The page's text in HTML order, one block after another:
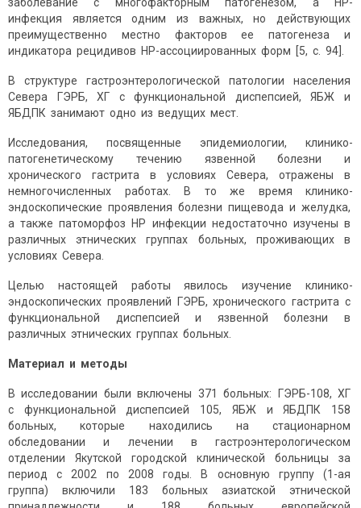
инфекция является одним из важных, но действующих
преимущественно местно факторов ее патогенеза и
индикатора рецидивов НР-ассоциированных форм [5, с. 94].
В структуре гастроэнтерологической патологии населения
Севера ГЭРБ, ХГ с функциональной диспепсией, ЯБЖ и
ЯБДПК занимают одно из ведущих мест.
Исследования, посвященные эпидемиологии, клинико-
патогенетическому течению язвенной болезни и
хронического гастрита в условиях Севера, отражены в
немногочисленных работах. В то же время клинико-
эндоскопические проявления болезни пищевода и желудка,
а также патоморфоз НР инфекции недостаточно изучены в
различных этнических группах больных, проживающих в
условиях Севера.
Целью настоящей работы явилось изучение клинико-
эндоскопических проявлений ГЭРБ, хронического гастрита с
функциональной диспепсией и язвенной болезни в
различных этнических группах больных.
Материал и методы
В исследовании были включены 371 больных: ГЭРБ-108, ХГ
с функциональной диспепсией 105, ЯБЖ и ЯБДПК 158
больных, которые находились на стационарном
обследовании и лечении в гастроэнтерологическом
отделении Якутской городской клинической больницы за
период с 2002 по 2008 годы. В основную группу (1-ая
группа) включили 183 больных азиатской этнической